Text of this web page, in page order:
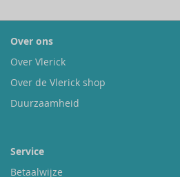
Over ons
Over Vlerick
Over de Vlerick shop
Duurzaamheid
Service
Betaalwijze